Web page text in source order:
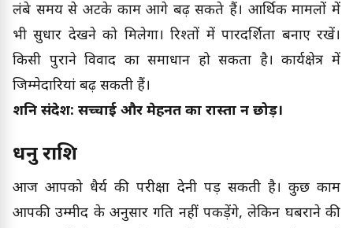
लंबे समय से अटके काम आगे बढ़ सकते हैं। आर्थिक मामलों में
भी सुधार देखने को मिलेगा। रिश्तों में पारदर्शिता बनाए रखें।
किसी पुराने विवाद का समाधान हो सकता है। कार्यक्षेत्र में
जिम्मेदारियां बढ़ सकती हैं।
शनि संदेश: सच्चाई और मेहनत का रास्ता न छोड़ें।
धनु राशि
आज आपको धैर्य की परीक्षा देनी पड़ सकती है। कुछ काम
आपकी उम्मीद के अनुसार गति नहीं पकड़ेंगे, लेकिन घबराने की